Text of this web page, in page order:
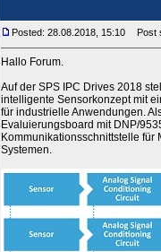
Posted: 28.08.2018, 15:10 Post
Hallo Forum.
Auf der SPS IPC Drives 2018
intelligente Sensorkonzept mit
für industrielle Anwendungen.
Evaluierungsboard mit DNP/
Kommunikationsschnittstelle für
Systemen.